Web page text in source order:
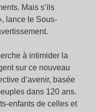
Mais s’ils
lance le Sous-
à intimider la
sur ce nouveau
d’avenir, basée
dans 120 ans.
enfants de celles et